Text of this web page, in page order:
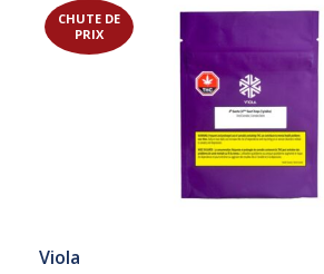
CHUTE DE
PRIX
Viola